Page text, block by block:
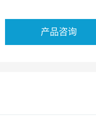
产品咨询